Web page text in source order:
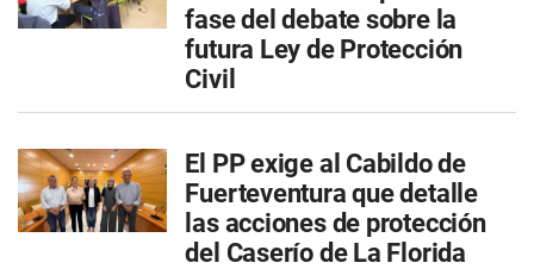
fase del debate sobre la
futura Ley de Protección
Civil
El PP exige al Cabildo de
Fuerteventura que detalle
las acciones de protección
del Caserío de La Florida